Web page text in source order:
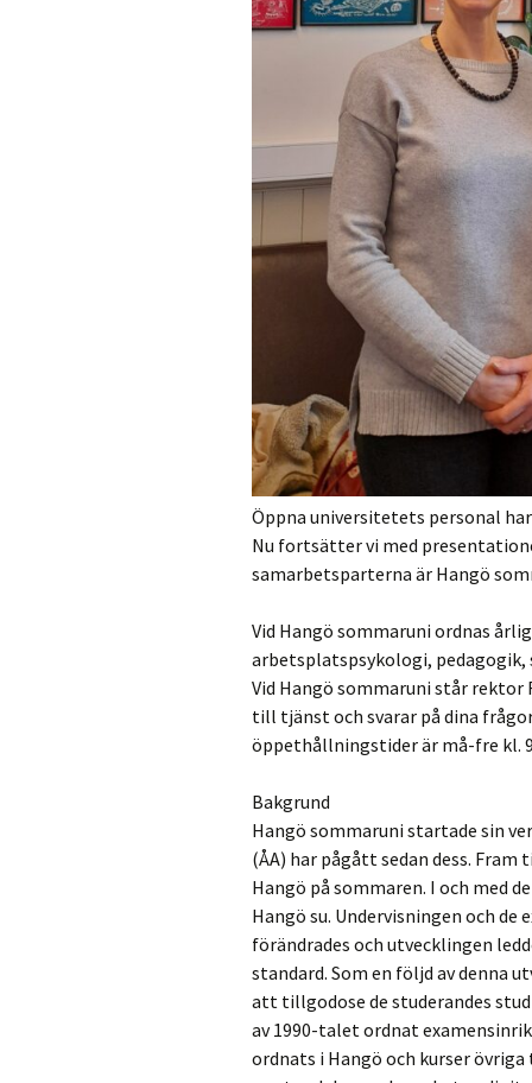
Öppna universitetets personal
Nu fortsätter vi med
samarbetsparterna är Hangö
Vid Hangö sommaruni ordnas
arbetsplatspsykologi, pedagogik,
Vid Hangö sommaruni står
till tjänst och svarar på dina
öppethållningstider är må-fre kl.
Bakgrund
Hangö sommaruni startade sin
(ÅA) har pågått sedan dess.
Hangö på sommaren. I och med
Hangö su. Undervisningen och
förändrades och utvecklingen
standard. Som en följd av
att tillgodose de studerandes
av 1990-talet ordnat
ordnats i Hangö och kurser